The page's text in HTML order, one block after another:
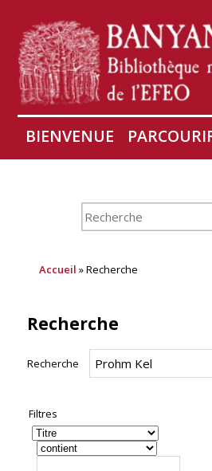
BIENVENUE
AIRES
Accueil » Recherche
Recherche
Recherche
Filtres